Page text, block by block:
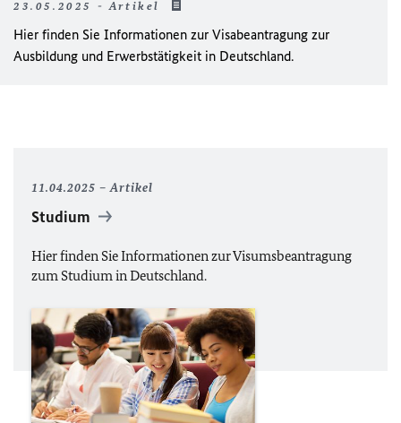
23.05.2025 - Artikel
Hier finden Sie Informationen zur Visabeantragung zur
Ausbildung und Erwerbstätigkeit in Deutschland.
11.04.2025 Artikel
Studium
Hier finden Sie Informationen zur Visumsbeantragung
zum Studium in Deutschland.